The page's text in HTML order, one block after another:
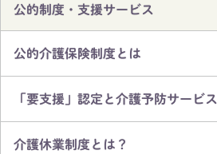
公的制度・支援サービス
公的介護保険制度とは
「要支援」認定と介護予防サービス
介護休業制度とは？